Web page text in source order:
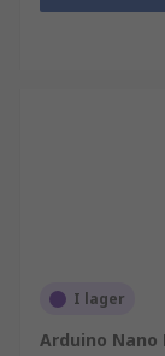
I lager
Arduino Nano